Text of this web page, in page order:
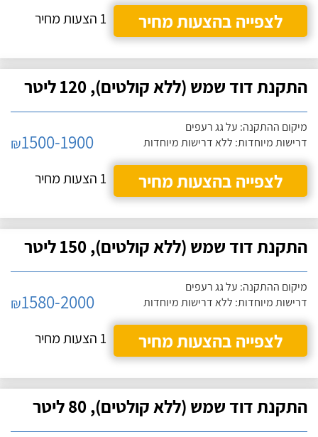
לצפייה בהצעות מחיר
1 הצעות מחיר
התקנת דוד שמש (ללא קולטים), 120 ליטר
מיקום ההתקנה: על גג רעפים
דרישות מיוחדות: ללא דרישות מיוחדות
₪1500-1900
לצפייה בהצעות מחיר
1 הצעות מחיר
התקנת דוד שמש (ללא קולטים), 150 ליטר
מיקום ההתקנה: על גג רעפים
דרישות מיוחדות: ללא דרישות מיוחדות
₪1580-2000
לצפייה בהצעות מחיר
1 הצעות מחיר
התקנת דוד שמש (ללא קולטים), 80 ליטר